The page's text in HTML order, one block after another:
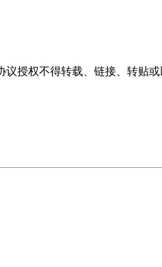
授权不得转载、链接、转贴